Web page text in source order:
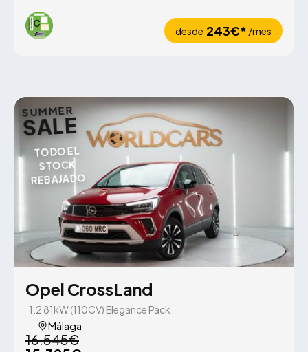
desde 243€* /mes
SUMMER
SALE
TODO EL
STOCK
REBAJADO
Opel CrossLand
1.2 81kW (110CV) Elegance Pack
Málaga
16.545€